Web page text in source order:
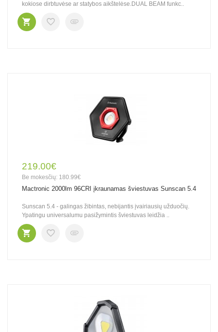
kokiose dirbtuvėse ar statybos aikštelėse.DUAL BEAM funkc..
219.00€
Be mokesčių: 180.99€
Mactronic 2000lm 96CRI įkraunamas šviestuvas Sunscan 5.4
Sunscan 5.4 - galingas žibintas, nebijantis įvairiausių užduočių.
Ypatingu universalumu pasižymintis šviestuvas leidžia ..